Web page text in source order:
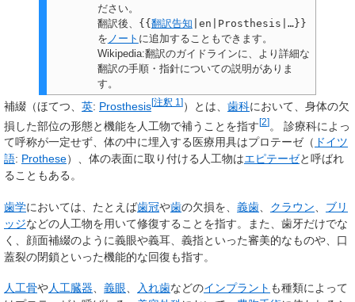
ださい。
翻訳後、 {{ 翻訳告知 |en|Prosthesis|…}}
を ノート に追加することもできます。
Wikipedia:翻訳のガイドラインに、より詳細な
翻訳の手順・指針についての説明がありま
す。
補綴 （ほてつ、 英: Prosthesis[注釈 1 ]）とは、 歯科において、身体の欠
損した部位の形態と機能を人工物で補うことを指す[2]。 診療科によっ
て呼称が一定せず、体の中に埋入する医療用具はプロテーゼ（ ドイツ
語: Prothese）、体の表面に取り付ける人工物はエピテーゼと呼ばれ
ることもある。
歯学においては、たとえば歯冠や歯の欠損を、 義歯 クラウン
ブリ
ッジなどの人工物を用いて修復することを指す。また、歯牙だけでな
く、顔面補綴のように義眼や義耳、義指といった審美的なものや、口
蓋裂の閉鎖といった機能的な回復も指す。
人工骨や人工臓器、 義眼、 入れ歯などのインプラント も種類によって